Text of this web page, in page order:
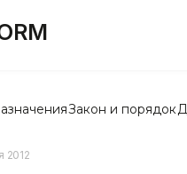
Закон и порядок
2012